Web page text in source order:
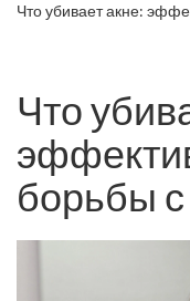
Что убивает акне:
Что
борьбы